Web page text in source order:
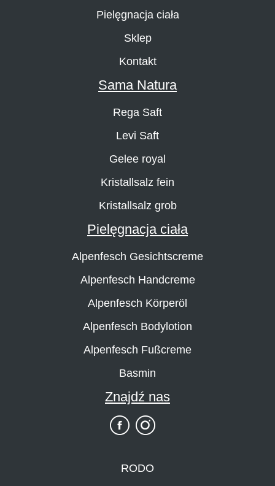
Pielęgnacja ciała
Sklep
Kontakt
Sama Natura
Rega Saft
Levi Saft
Gelee royal
Kristallsalz fein
Kristallsalz grob
Pielęgnacja ciała
Alpenfesch Gesichtscreme
Alpenfesch Handcreme
Alpenfesch Körperöl
Alpenfesch Bodylotion
Alpenfesch Fußcreme
Basmin
Znajdź nas
RODO